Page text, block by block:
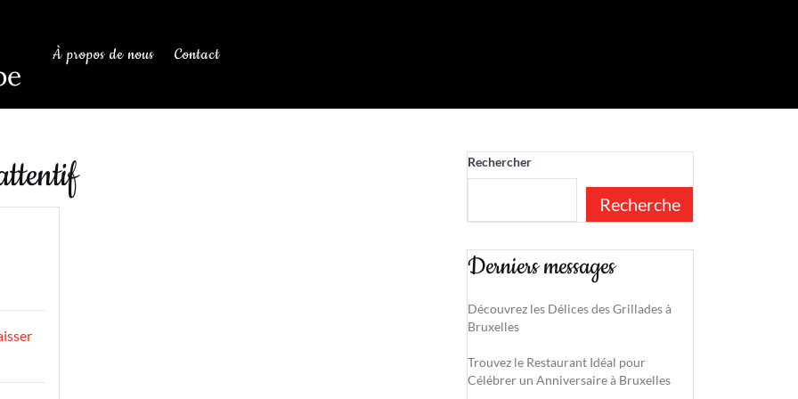
À propos de nous Contact
Rechercher
Recherche
Derniers messages
Découvrez les Délices des Grillades à
Bruxelles
Trouvez le Restaurant Idéal pour
Célébrer un Anniversaire à Bruxelles